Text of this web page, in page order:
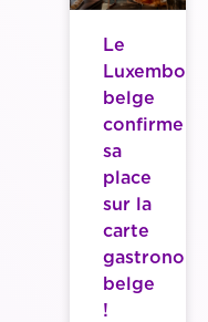
Le
belge
confirme
sa
place
sur la
carte
belge
!